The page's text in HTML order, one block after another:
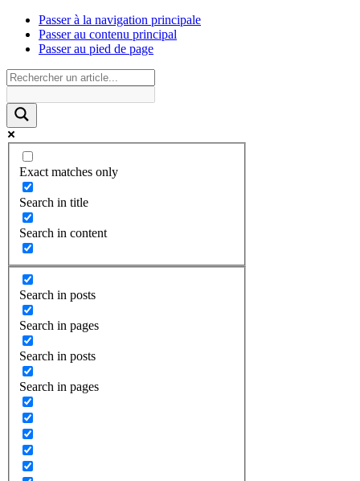
Passer à la navigation principale
Passer au contenu principal
Passer au pied de page
Exact matches only
Search in title
Search in content
Search in posts
Search in pages
Search in posts
Search in pages